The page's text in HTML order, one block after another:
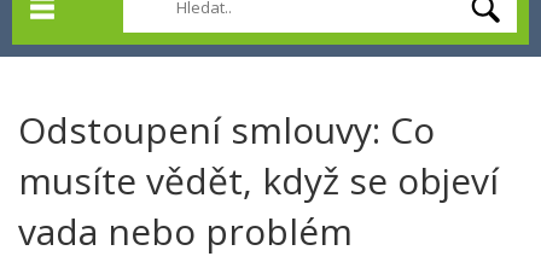
Odstoupení smlouvy: Co
musíte vědět, když se objeví
vada nebo problém